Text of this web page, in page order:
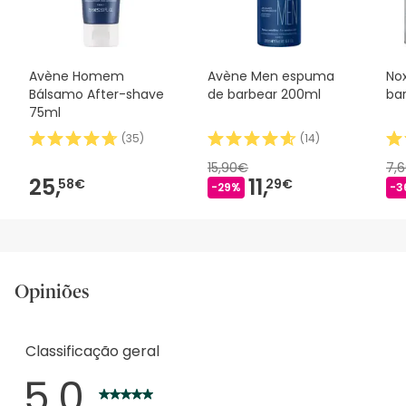
desejares, também podes devolver o produto seguindo os
Avène Homem
Bálsamo After-shave
75ml
(35)
25,58€
Avène Men espuma
de barbear 200ml
(14)
15,90€
-29% 11,29€ -
Opiniões
Classificação geral